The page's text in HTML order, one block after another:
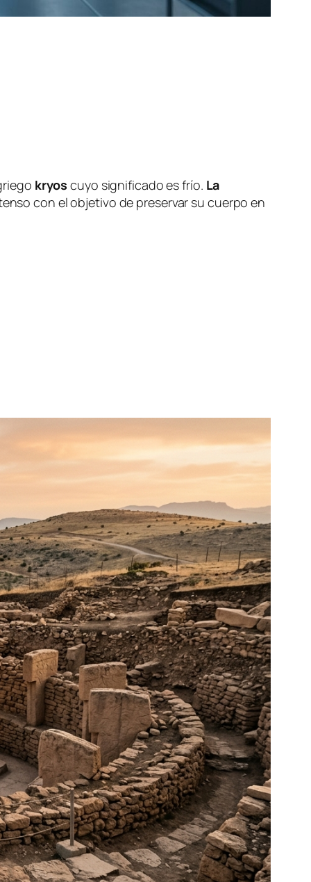
kryos cuyo significado es frío. La
con el objetivo de preservar su cuerpo en